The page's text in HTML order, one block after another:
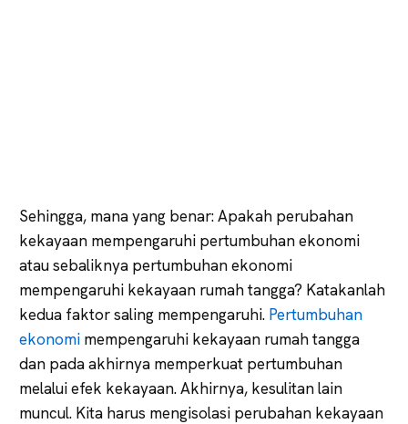
Sehingga, mana yang benar: Apakah perubahan
kekayaan mempengaruhi pertumbuhan ekonomi
atau sebaliknya pertumbuhan ekonomi
mempengaruhi kekayaan rumah tangga? Katakanlah
kedua faktor saling mempengaruhi. Pertumbuhan
ekonomi mempengaruhi kekayaan rumah tangga
dan pada akhirnya memperkuat pertumbuhan
melalui efek kekayaan. Akhirnya, kesulitan lain
muncul. Kita harus mengisolasi perubahan kekayaan